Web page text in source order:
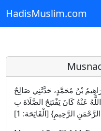
Skip to main content
HadisMuslim.com
أَخْبَرَنَا إِبْرَاهِيمُ بْنُ مُحَمَّدٍ، حَدَّثَنِي صَالِحٌ
عَنْهُ كَانَ يَفْتَتِحُ الصَّلَاةَ بِ
الرَّحِيمِ} [الْفَاتِحَة: 1]